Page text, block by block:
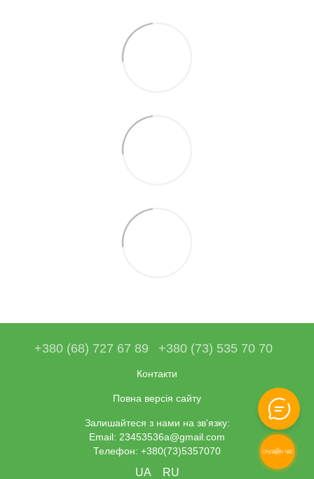
+380 (68) 727 67 89 +380 (73) 535 70 70
Контакти
Повна версія сайту
Залишайтеся з нами на зв'язку:
Email: 23453536a@gmail.com
Телефон: +380(73)5357070
UA RU
ОНЛАЙН ЧАТ